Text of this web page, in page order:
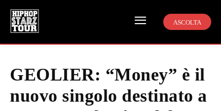
ASCOLTA
GEOLIER: “Money” è il
nuovo singolo destinato a